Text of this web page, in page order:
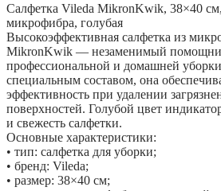
Салфетка Vileda MikronKwik, 38×40
микрофибра, голубая
Высокоэффективная салфетка из
MikronKwik — незаменимый
профессиональной и домашней
специальным составом, она
эффективность при удалении
поверхностей. Голубой цвет
и свежесть салфетки.
Основные характеристики:
• тип: салфетка для уборки;
• бренд: Vileda;
• размер: 38×40 см;